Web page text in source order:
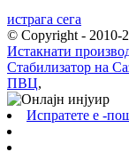
истрага сега
© Copyright - 2010-
Истакнати
Стабилизатор на
ПВЦ,
Испратете е -